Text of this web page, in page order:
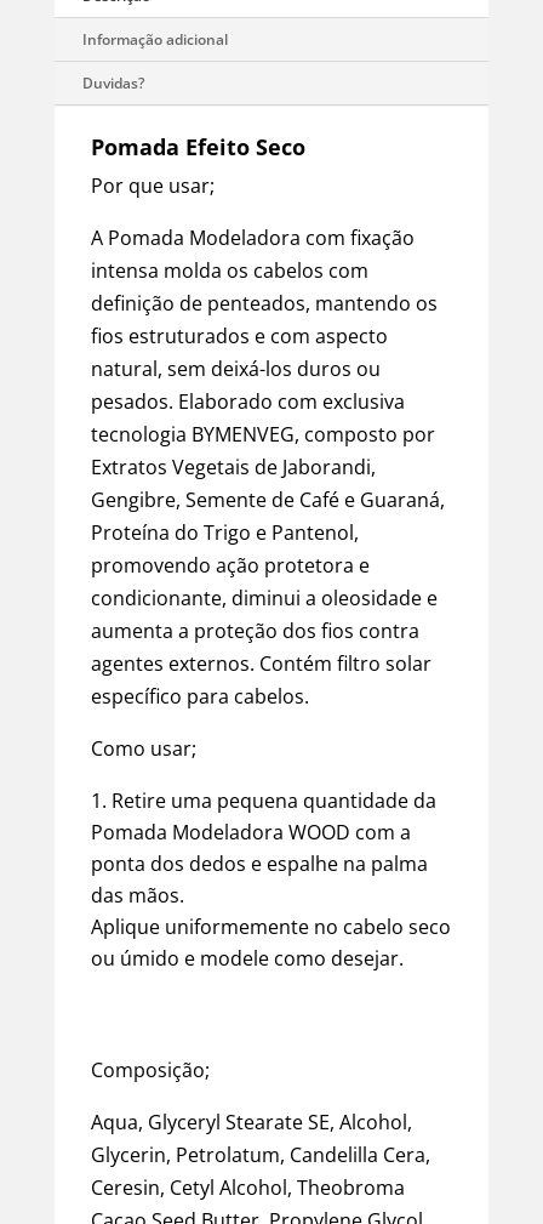
Descrição
Informação adicional
Duvidas?
Pomada Efeito Seco
Por que usar;
A Pomada Modeladora com fixação
intensa molda os cabelos com
definição de penteados, mantendo os
fios estruturados e com aspecto
natural, sem deixá-los duros ou
pesados. Elaborado com exclusiva
tecnologia BYMENVEG, composto por
Extratos Vegetais de Jaborandi,
Gengibre, Semente de Café e Guaraná,
Proteína do Trigo e Pantenol,
promovendo ação protetora e
condicionante, diminui a oleosidade e
aumenta a proteção dos fios contra
agentes externos. Contém filtro solar
específico para cabelos.
Como usar;
Retire uma pequena quantidade da
Pomada Modeladora WOOD com a
ponta dos dedos e espalhe na palma
das mãos.
Aplique uniformemente no cabelo seco
ou úmido e modele como desejar.
Composição;
Aqua, Glyceryl Stearate SE, Alcohol,
Glycerin, Petrolatum, Candelilla Cera,
Ceresin, Cetyl Alcohol, Theobroma